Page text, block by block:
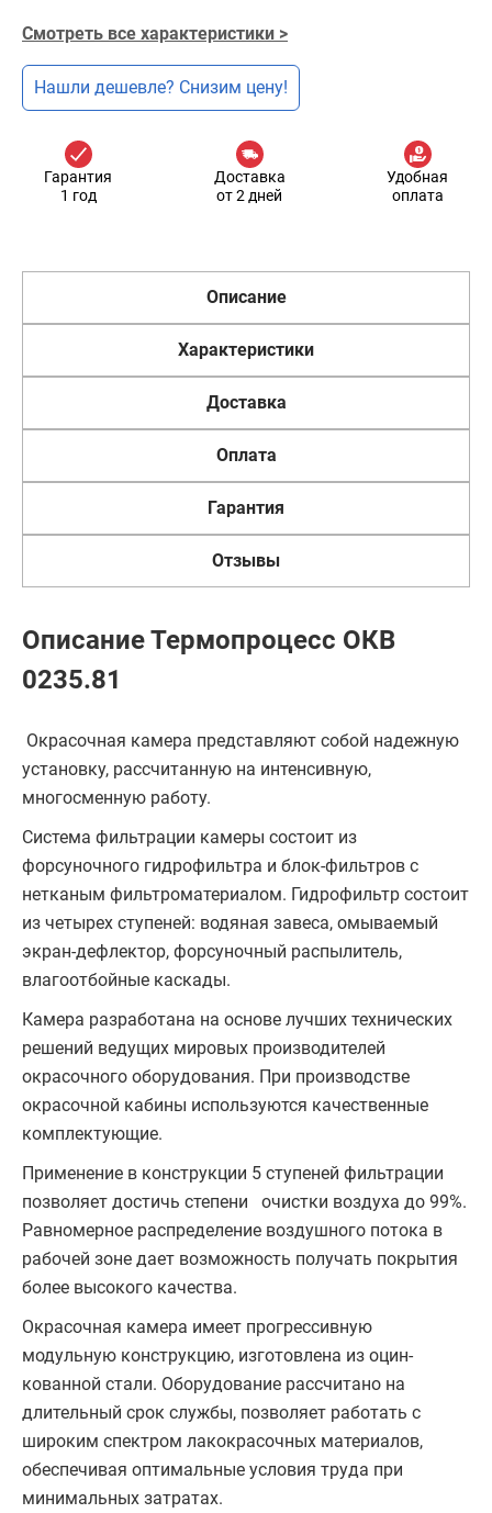
Смотреть все характеристики >
Нашли дешевле? Снизим цену!
Гарантия
1 год
Доставка
от 2 дней
Удобная
оплата
Описание
Характеристики
Доставка
Оплата
Гарантия
Отзывы
Описание Термопроцесс ОКВ
0235.81
Окрасочная камера представляют собой надежную
установку, рассчитанную на интенсивную,
многосменную работу.
Система фильтрации камеры состоит из
форсуночного гидрофильтра и блок-фильтров с
нетканым фильтроматериалом. Гидрофильтр состоит
из четырех ступеней: водяная завеса, омываемый
экран-дефлектор, форсуночный распылитель,
влагоотбойные каскады.
Камера разрабо­тана на основе лучших технических
ре­шений ведущих мировых производителей
окрасочного оборудования. При производстве
окрасочной кабины используются качествен­ные
комплектующие.
Применение в конструкции 5 ступеней фильтрации
позволяет достичь степени очи­стки воздуха до 99%.
Равномер­ное рас­пределение воздушного потока в
рабочей зоне дает возможность получать по­крытия
более высокого качества.
Окрасочная камера имеет прогрессивную
модульную конструкцию, изготовлена из оцин­
кованной стали. Оборудование рассчитано на
длительный срок службы, позволяет рабо­тать с
широким спектром лакокрасочных материалов,
обеспечивая оптимальные условия труда при
минимальных затратах.